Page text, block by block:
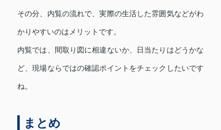
その分、内覧の流れで、実際の生活した雰囲気などがわ
かりやすいのはメリットです。
内覧では、間取り図に相違ないか、日当たりはどうかな
ど、現場ならではの確認ポイントをチェックしたいです
ね。
まとめ